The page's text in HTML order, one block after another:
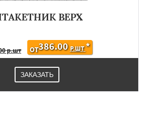
ВЕРХ
р.шт ОТ386.00 Р.ШТ*
ЗАКАЗАТЬ